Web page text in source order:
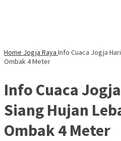
Home Jogja Raya Info Cuaca Jogja
Ombak 4 Meter
Info Cuaca
Siang Hujan
Ombak 4 Meter